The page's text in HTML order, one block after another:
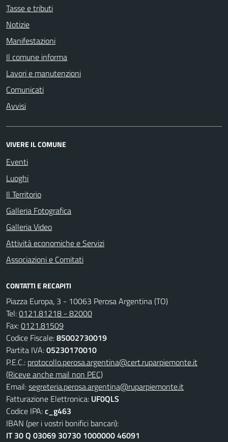
Tasse e tributi
Notizie
Manifestazioni
Il comune informa
Lavori e manutenzioni
Comunicati
Avvisi
VIVERE IL COMUNE
Eventi
Luoghi
Il Territorio
Galleria Fotografica
Galleria Video
Attività economiche e Servizi
Associazioni e Comitati
CONTATTI E RECAPITI
Piazza Europa, 3 - 10063 Perosa Argentina (TO)
Tel:0121.81218 - 82000
Fax:0121.81509
Codice Fiscale:85002730019
Partita IVA:05230170010
P.E.C.: protocollo.perosa.argentina@cert.ruparpiemonte.it
(Riceve anche mail non PEC)
Email:segreteria.perosa.argentina@ruparpiemonte.it
Fatturazione Elettronica: UF0QLS
Codice IPA:c_g463
IBAN (per i vostri bonifici bancari):
IT 30 Q 03069 30730 1000000 46091